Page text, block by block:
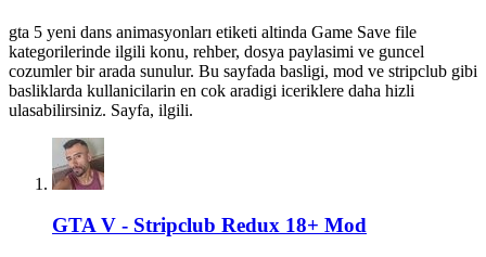
gta 5 yeni dans animasyonları etiketi altinda Game Save file
kategorilerinde ilgili konu, rehber, dosya paylasimi ve guncel
cozumler bir arada sunulur. Bu sayfada basligi, mod ve stripclub gibi
basliklarda kullanicilarin en cok aradigi iceriklere daha hizli
ulasabilirsiniz. Sayfa, ilgili.
GTA V - Stripclub Redux 18+ Mod